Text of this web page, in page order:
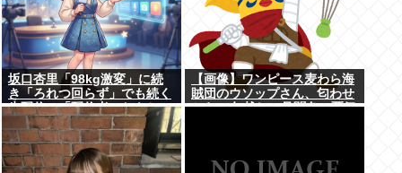
坂口杏里「98kg激変」に続
き「ろれつ回らず」でも続く
生配信…「配信者におもちゃ
にされてる」知人は懸念表明
【画像】ワンピース麦わら海
賊団のウソップさん、匂わせ
から12年越しに見聞色の覇気